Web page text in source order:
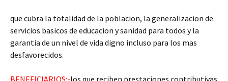
que cubra la totalidad de la poblacion, la generalizacion de
servicios basicos de educacion y sanidad para todos y la
garantia de un nivel de vida digno incluso para los mas
desfavorecidos.
BENEFICIARIOS:-los que reciben prestaciones contributivas